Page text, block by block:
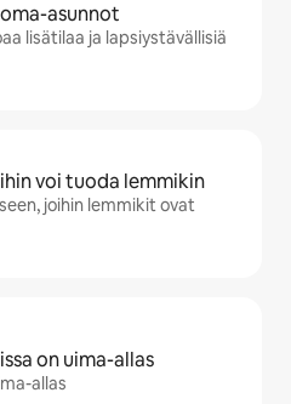
asunnot
lisätilaa ja lapsiystävällisiä
voi tuoda lemmikin
joihin lemmikit ovat
on uima-allas
allas